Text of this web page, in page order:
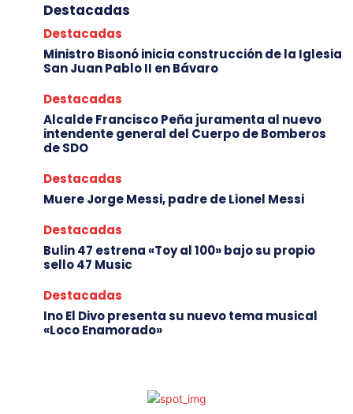
Destacadas
Destacadas
Ministro Bisonó inicia construcción de la Iglesia
San Juan Pablo II en Bávaro
Destacadas
Alcalde Francisco Peña juramenta al nuevo
intendente general del Cuerpo de Bomberos
de SDO
Destacadas
Muere Jorge Messi, padre de Lionel Messi
Destacadas
Bulin 47 estrena «Toy al 100» bajo su propio
sello 47 Music
Destacadas
Ino El Divo presenta su nuevo tema musical
«Loco Enamorado»